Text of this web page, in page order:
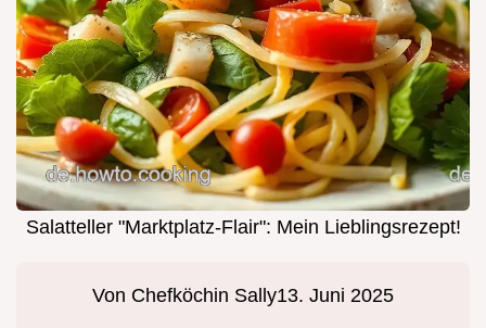
Salatteller "Marktplatz-Flair": Mein Lieblingsrezept!
Von Chefköchin Sally13. Juni 2025